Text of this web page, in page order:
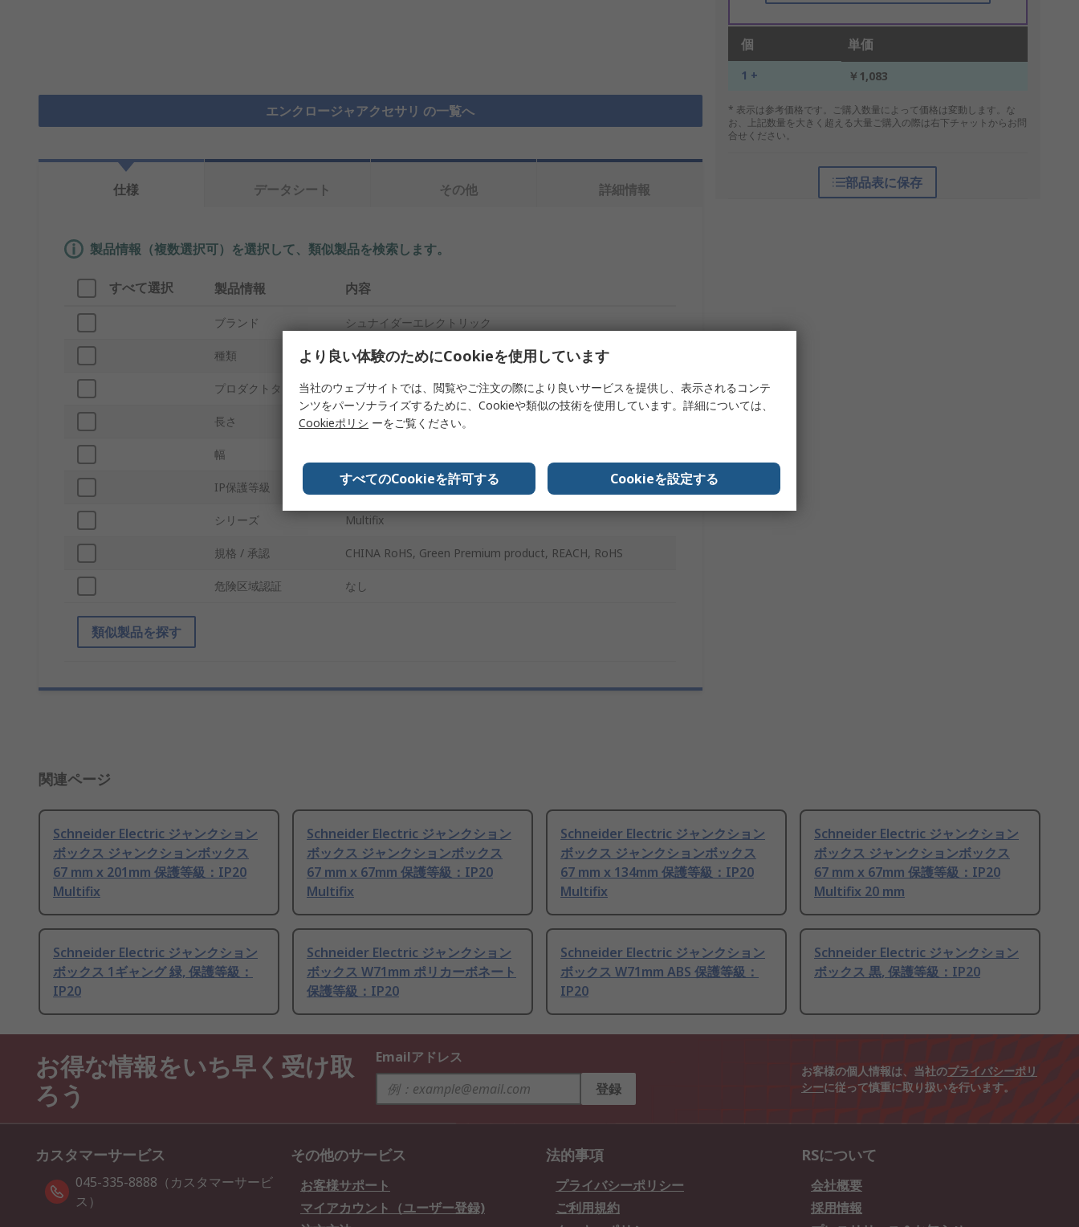
エンクロージャアクセサリ の一覧へ
個 単価
1 + ￥1,083
* 表示は参考価格です。ご購入数量によって価格は変動します。な
お、上記数量を大きく超える大量ご購入の際は右下チャットからお問
合せください。
部品表に保存
仕様 データシート その他 詳細情報
製品情報（複数選択可）を選択して、類似製品を検索します。
すべて選択 製品情報 内容
ブランド シュナイダーエレクトリック
種類 ジャンクションボックス
プロダクトタイプ ジャンクションボックス
長さ 67mm
幅
IP保護等級 保護等級：IP20
シリーズ Multifix
規格 / 承認 CHINA RoHS, Green Premium product, REACH, RoHS
危険区域認証 なし
類似製品を探す
関連ページ
Schneider Electric ジャンクション
ボックス ジャンクションボックス
67 mm x 201mm 保護等級：IP20
Multifix
Schneider Electric ジャンクション
ボックス ジャンクションボックス
67 mm x 67mm 保護等級：IP20
Multifix
Schneider Electric ジャンクション
ボックス ジャンクションボックス
67 mm x 134mm 保護等級：IP20
Multifix
Schneider Electric ジャンクション
ボックス ジャンクションボックス
67 mm x 67mm 保護等級：IP20
Multifix 20 mm
Schneider Electric ジャンクション
ボックス 1ギャング 緑, 保護等級：
IP20
Schneider Electric ジャンクション
ボックス W71mm ポリカーボネート
保護等級：IP20
Schneider Electric ジャンクション
ボックス W71mm ABS 保護等級：
IP20
Schneider Electric ジャンクション
ボックス 黒, 保護等級：IP20
お得な情報をいち早く受け取
ろう
Emailアドレス
登録
お客様の個人情報は、当社のプライバシーポリ
シーに従って慎重に取り扱いを行います。
カスタマーサービス
045-335-8888（カスタマーサービ
ス）
その他のサービス
お客様サポート
マイアカウント（ユーザー登録)
法的事項
プライバシーポリシー
ご利用規約
RSについて
会社概要
採用情報
より良い体験のためにCookieを使用しています
当社のウェブサイトでは、閲覧やご注文の際により良いサービスを提供し、表示されるコンテ
ンツをパーソナライズするために、Cookieや類似の技術を使用しています。詳細については、
Cookieポリシ ーをご覧ください。
すべてのCookieを許可する Cookieを設定する